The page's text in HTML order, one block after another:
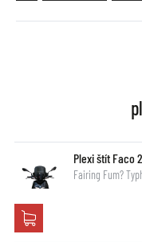
Plexi štít Faco
Fairing Fum?